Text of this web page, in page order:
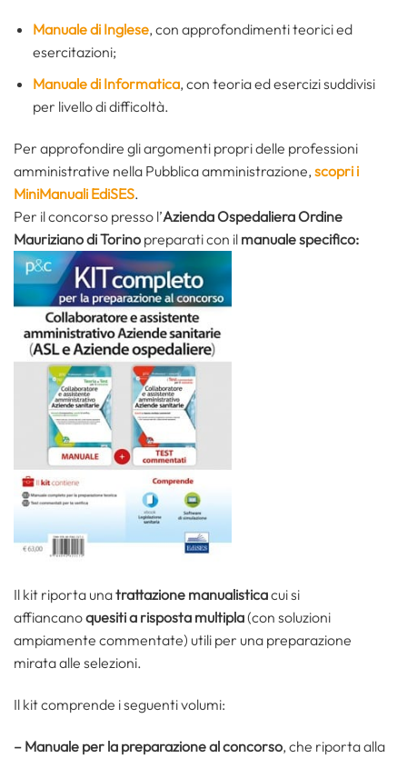
Manuale di Inglese, con approfondimenti teorici ed
esercitazioni;
Manuale di Informatica, con teoria ed esercizi suddivisi
per livello di difficoltà.
Per approfondire gli argomenti propri delle professioni
amministrative nella Pubblica amministrazione, scopri i
MiniManuali EdiSES.
Per il concorso presso l’Azienda Ospedaliera Ordine
Mauriziano di Torino preparati con il manuale specifico:
Il kit riporta unatrattazione manualisticacui si
affiancanoquesiti a risposta multipla(con soluzioni
ampiamente commentate) utili per una preparazione
mirata alle selezioni.
Il kit comprende i seguenti volumi:
– Manuale per la preparazione al concorso, che riporta alla